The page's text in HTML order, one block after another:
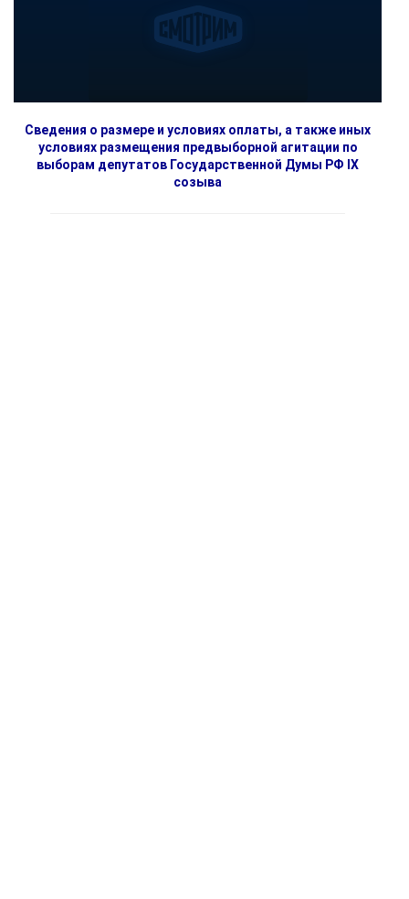
Сведения о размере и условиях оплаты, а также иных
условиях размещения предвыборной агитации по
выборам депутатов Государственной Думы РФ IX
созыва